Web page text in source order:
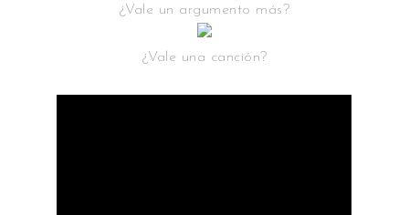
¿Vale un argumento más?
¿Vale una canción?